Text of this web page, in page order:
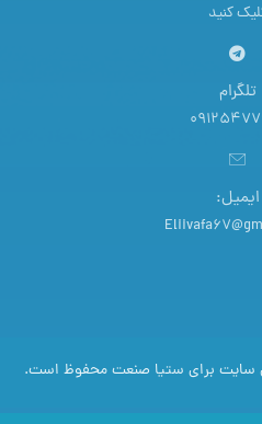
کنید
تلگرام
ایمیل:
سایت برای ستیا صنعت محفوظ است.